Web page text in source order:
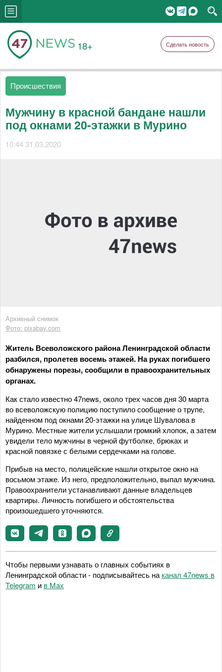
18+ Сделать новость
Происшествия
Мужчину в красной бандане нашли
под окнами 20-этажки в Мурино
10:44 31.03.2020
Архивный снимок
Фото: pixabay.com
Житель Всеволожского района Ленинградской области
разбился, пролетев восемь этажей. На руках погибшего
обнаружены порезы, сообщили в правоохранительных
органах.
Как стало известно 47news, около трех часов дня 30 марта
во всеволожскую полицию поступило сообщение о трупе,
найденном под окнами 20-этажки на улице Шувалова в
Мурино. Местные жители услышали громкий хлопок, а затем
увидели тело мужчины в черной футболке, брюках и
красной повязке с белыми сердечками на голове.
Прибыв на место, полицейские нашли открытое окно на
восьмом этаже. Из него, предположительно, выпал мужчина.
Правоохранители устанавливают данные владельцев
квартиры. Личность погибшего и обстоятельства
произошедшего уточняются.
Чтобы первыми узнавать о главных событиях в
Ленинградской области - подписывайтесь на канал 47news в
Telegram и в Maх